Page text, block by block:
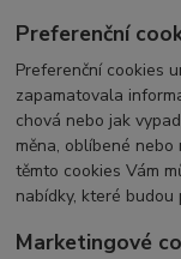
Preferenční
Preferenční cookies
zapamatovala
chová nebo jak
měna, oblíbené
těmto cookies Vám
nabídky, které budou
Marketingové